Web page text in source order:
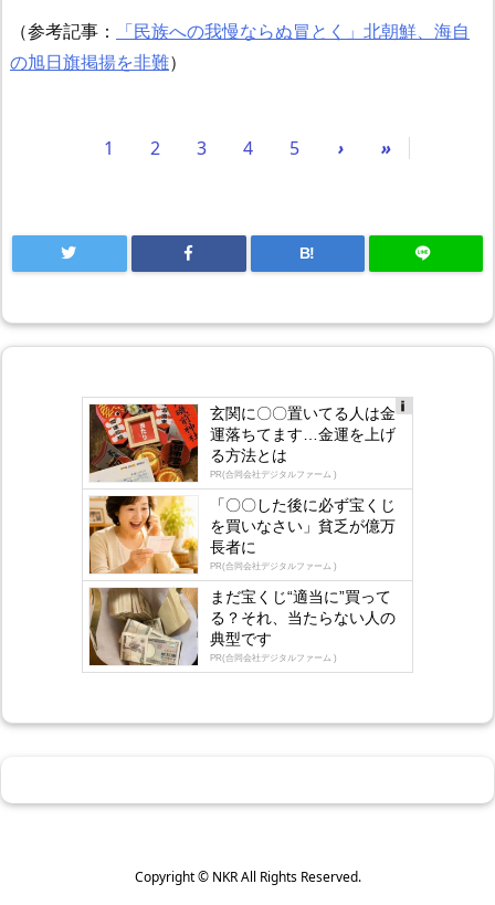
（参考記事：
「民族への我慢ならぬ冒とく」北朝鮮、海自
の旭日旗掲揚を非難）
1 2 3 4 5 › »
B!
gly
玄関に〇〇置いてる人は金
運落ちてます…金運を上げ
る方法とは
PR(合同会社デジタルファーム )
「〇〇した後に必ず宝くじ
を買いなさい」貧乏が億万
長者に
PR(合同会社デジタルファーム )
まだ宝くじ“適当に”買って
る？それ、当たらない人の
典型です
PR(合同会社デジタルファーム )
Copyright © NKRAll Rights Reserved.